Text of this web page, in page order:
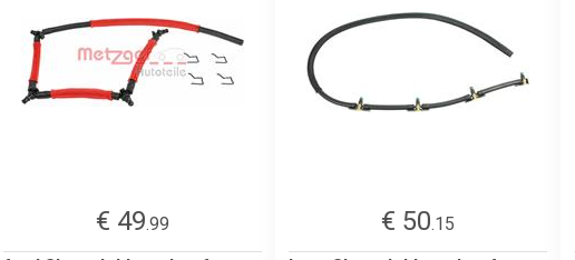
€ 49.99
€ 50.15